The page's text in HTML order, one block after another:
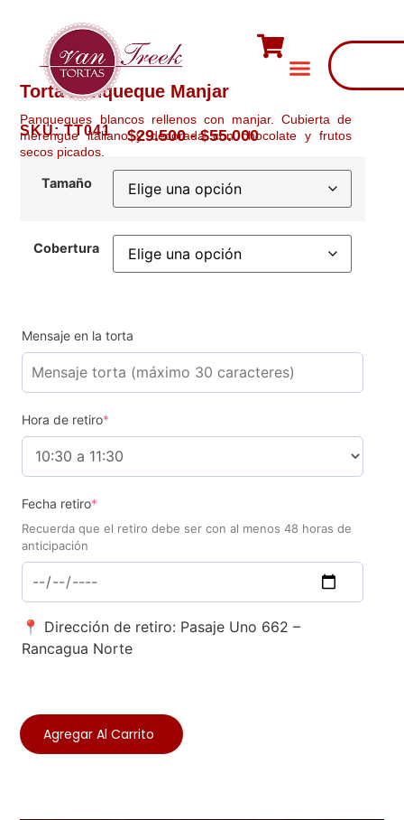
SKU: TT041
Torta Panqueque Manjar
Panqueques blancos rellenos con manjar. Cubierta de
merengue italiano y decorada con chocolate y frutos
secos picados.
$29.500 - $55.000
Tamaño
Cobertura
Mensaje en la torta
Hora de retiro*
Fecha retiro*
Recuerda que el retiro debe ser con al menos 48 horas de
anticipación
📍 Dirección de retiro: Pasaje Uno 662 –
Rancagua Norte
Agregar Al Carrito